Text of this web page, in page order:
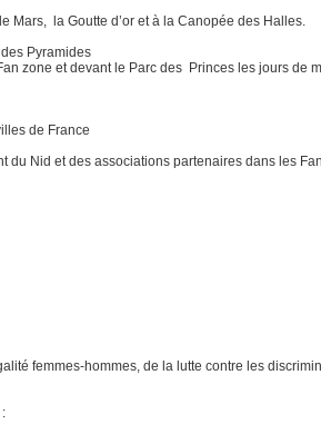
Mars, la Goutte d’or et à la Canopée des Halles.
Pyramides
zone et devant le Parc des Princes les jours de
de France
Nid et des associations partenaires dans les
femmes-hommes, de la lutte contre les